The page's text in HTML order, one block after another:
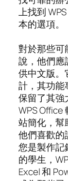
上找到
本的選項。
對於那些可
說，他們應
供中文版。
計，其功能
保留了其強
WPS
站簡化，幫
他們喜歡的
您是製作記
的學生，
Excel 和